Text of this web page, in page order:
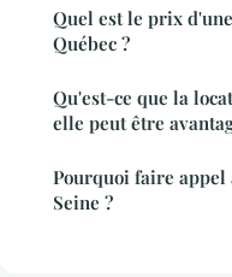
Quel est le prix
Québec ?
Qu'est-ce que la
elle peut être
Pourquoi faire
Seine ?